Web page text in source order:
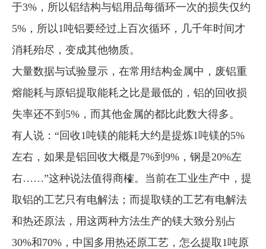
于3%，所以铝结构与铝用品每循环一次的损失仅约
5%，所以1吨铝要经过上百次循环，几千年时间才
消耗殆尽，变成其他物质。
大量数据与试验显示，在常用结构金属中，废铝重
熔能耗与原铝提取能耗之比是最低的，铝的回收损
失率还不到5%，而其他金属的都比此数大得多。
有人说：“回收1吨镁的能耗大约是提炼1吨镁的5%
左右，如果是铝回收大概是7%到9%，钢是20%左
右……”这种说法值得商榷。当前在工业生产中，提
取铝的工艺只有电解法；而提取镁的工艺有电解法
和热还原法，用这两种方法生产的镁大致分别占
30%和70%，中国多用热还原工艺，怎么提取1吨原